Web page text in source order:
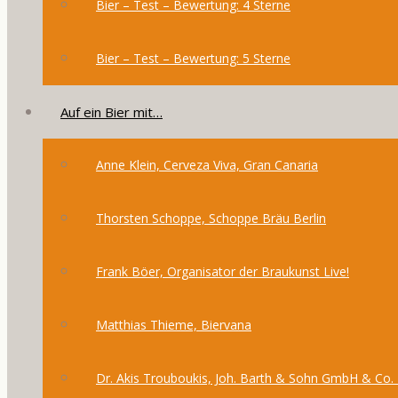
Bier – Test – Bewertung: 4 Sterne
Bier – Test – Bewertung: 5 Sterne
Auf ein Bier mit…
Anne Klein, Cerveza Viva, Gran Canaria
Thorsten Schoppe, Schoppe Bräu Berlin
Frank Böer, Organisator der Braukunst Live!
Matthias Thieme, Biervana
Dr. Akis Trouboukis, Joh. Barth & Sohn GmbH & Co.